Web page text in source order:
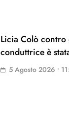
Licia Colò contro
conduttrice è
5 Agosto 2026 •